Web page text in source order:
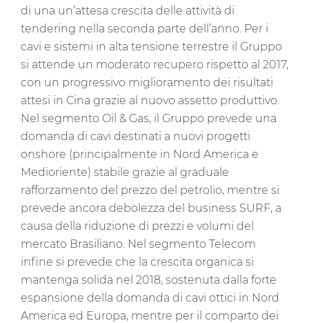
di una un’attesa crescita delle attività di
tendering nella seconda parte dell’anno. Per i
cavi e sistemi in alta tensione terrestre il Gruppo
si attende un moderato recupero rispetto al 2017,
con un progressivo miglioramento dei risultati
attesi in Cina grazie al nuovo assetto produttivo.
Nel segmento Oil & Gas, il Gruppo prevede una
domanda di cavi destinati a nuovi progetti
onshore (principalmente in Nord America e
Medioriente) stabile grazie al graduale
rafforzamento del prezzo del petrolio, mentre si
prevede ancora debolezza del business SURF, a
causa della riduzione di prezzi e volumi del
mercato Brasiliano. Nel segmento Telecom
infine si prevede che la crescita organica si
mantenga solida nel 2018, sostenuta dalla forte
espansione della domanda di cavi ottici in Nord
America ed Europa, mentre per il comparto dei